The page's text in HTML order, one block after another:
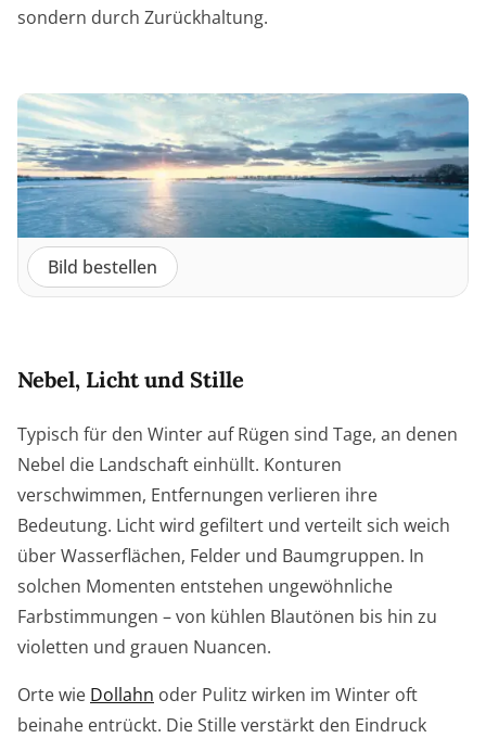
sondern durch Zurückhaltung.
Bild bestellen
Nebel, Licht und Stille
Typisch für den Winter auf Rügen sind Tage, an denen
Nebel die Landschaft einhüllt. Konturen
verschwimmen, Entfernungen verlieren ihre
Bedeutung. Licht wird gefiltert und verteilt sich weich
über Wasserflächen, Felder und Baumgruppen. In
solchen Momenten entstehen ungewöhnliche
Farbstimmungen – von kühlen Blautönen bis hin zu
violetten und grauen Nuancen.
Orte wie Dollahn oder Pulitz wirken im Winter oft
beinahe entrückt. Die Stille verstärkt den Eindruck